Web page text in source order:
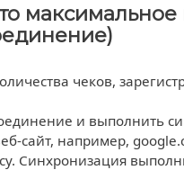
максимальное
чеков,
и выполнить
сайт, например,
Синхронизация